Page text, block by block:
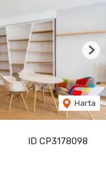
ID CP3178098
Harta